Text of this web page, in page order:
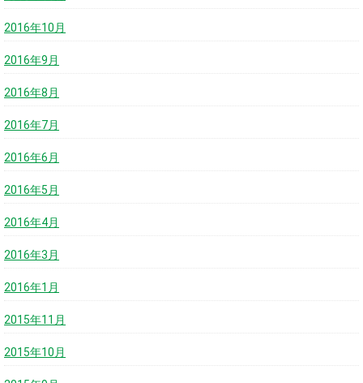
2016年10月
2016年9月
2016年8月
2016年7月
2016年6月
2016年5月
2016年4月
2016年3月
2016年1月
2015年11月
2015年10月